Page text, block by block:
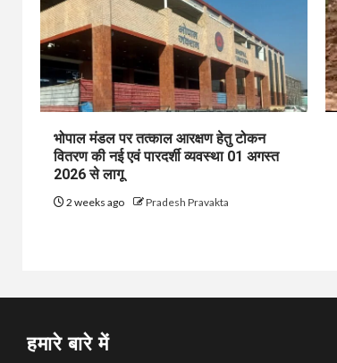
भोपाल मंडल पर तत्काल आरक्षण हेतु टोकन
वितरण की नई एवं पारदर्शी व्यवस्था 01 अगस्त
2026 से लागू
2 weeks ago Pradesh Pravakta
हमारे बारे में